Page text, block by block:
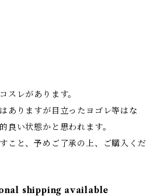
スレがあります。
ありますが目立ったヨゴレ等はな
良い状態かと思われます。
こと、予めご了承の上、ご購入くだ
shipping available